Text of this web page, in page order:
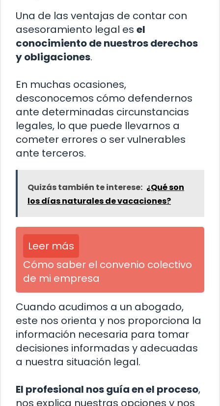
Una de las ventajas de contar con
asesoramiento legal es el
conocimiento de nuestros derechos
y obligaciones.
En muchas ocasiones,
desconocemos cómo defendernos
ante determinadas circunstancias
legales, lo que puede llevarnos a
cometer errores o ser vulnerables
ante terceros.
Quizás también te interese: ¿Qué son
los días naturales de vacaciones?
Leer más
Cómo saber el convenio colectivo
de mi empresa
Cuando acudimos a un abogado,
este nos orienta y nos proporciona la
información necesaria para tomar
decisiones informadas y adecuadas
a nuestra situación legal.
El profesional nos guía en el proceso,
nos explica nuestras opciones y nos